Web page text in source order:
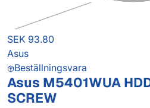
SEK 93.80
Asus
Beställningsvara
Asus M5401WUA
SCREW